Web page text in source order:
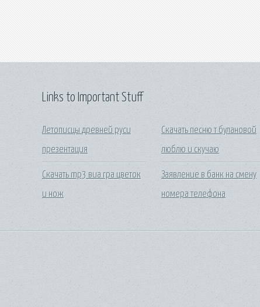
Links to Important Stuff
Летописцы древней руси
презентация
Скачать mp3 виа гра цветок
и нож
Скачать песню т булановой
люблю и скучаю
Заявление в банк на смену
номера телефона